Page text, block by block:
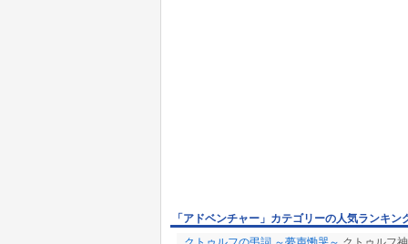
「アドベンチャー」カテゴリーの人気ランキン